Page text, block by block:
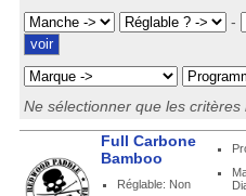
-
Ne sélectionner que les critères
Full Carbone
Bamboo
Réglable: Non